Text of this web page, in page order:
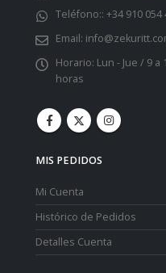
Teléfono:: +34 910 054
Email:
Horario: Lun - Jue / 9 a
horas
MIS PEDIDOS
Mi Cuenta
Histórico de Pedidos
Detalles Cuenta